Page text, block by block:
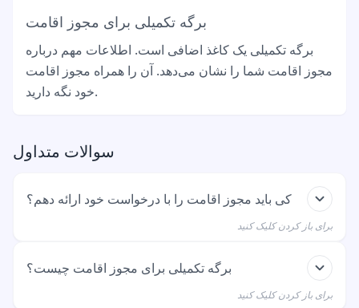
برگه تکمیلی برای مجوز اقامت
برگه تکمیلی یک کاغذ اضافی است. اطلاعات مهم درباره
مجوز اقامت شما را نشان می‌دهد. آن را همراه مجوز اقامت
خود نگه دارید.
سوالات متداول
کی باید مجوز اقامت را با درخواست خود ارائه دهم؟
برای باز کردن کلیک کنید
اگر قبلاً مجوز اقامتی برای آلمان دارید باید آن را ارائه دهید.
این بدان معنی است که درخواست تمدید مجوز اقامت خود
را دادید نه برای اولین بار. اگر برای اولین بار درخواست
برگه تکمیلی برای مجوز اقامت چیست؟
برای باز کردن کلیک کنید